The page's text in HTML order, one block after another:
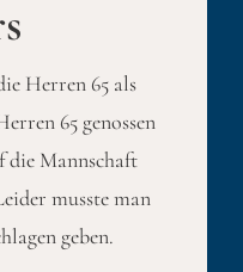
Herren 65 als
65 genossen
die Mannschaft
musste man
geben.